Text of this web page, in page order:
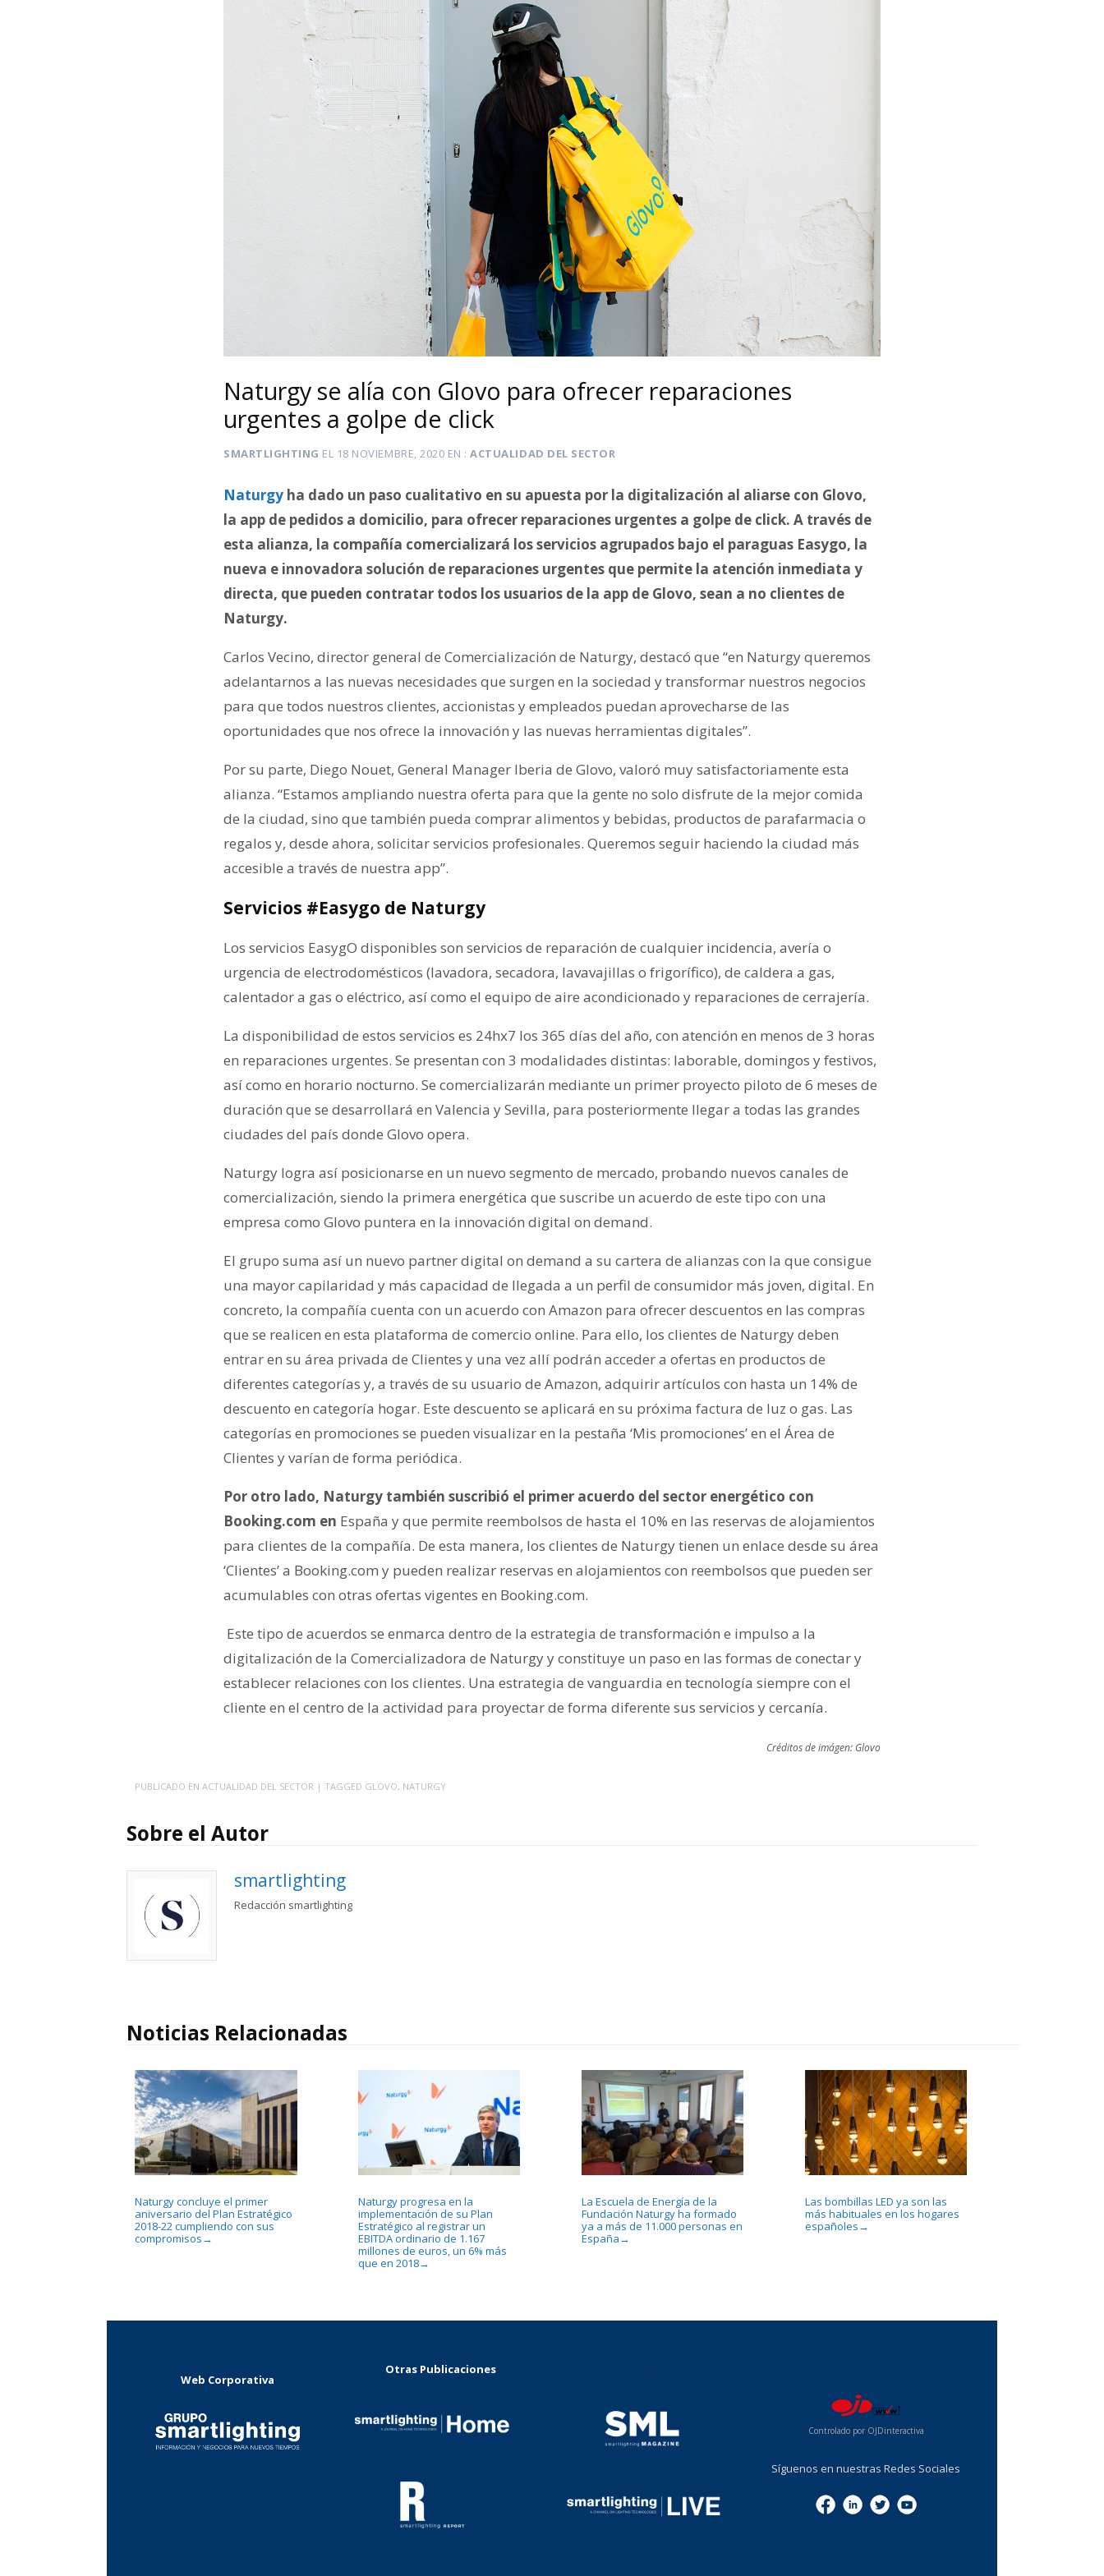
Naturgy se alía con Glovo para ofrecer reparaciones
urgentes a golpe de click
SMARTLIGHTING EL 18 NOVIEMBRE, 2020 EN ACTUALIDAD DEL SECTOR
Naturgy ha dado un paso cualitativo en su apuesta por la digitalización al aliarse con Glovo,
la app de pedidos a domicilio, para ofrecer reparaciones urgentes a golpe de click. A través de
esta alianza, la compañía comercializará los servicios agrupados bajo el paraguas Easygo, la
nueva e innovadora solución de reparaciones urgentes que permite la atención inmediata y
directa, que pueden contratar todos los usuarios de la app de Glovo, sean a no clientes de
Naturgy.
Carlos Vecino, director general de Comercialización de Naturgy, destacó que “en Naturgy queremos
adelantarnos a las nuevas necesidades que surgen en la sociedad y transformar nuestros negocios
para que todos nuestros clientes, accionistas y empleados puedan aprovecharse de las
oportunidades que nos ofrece la innovación y las nuevas herramientas digitales”.
Por su parte, Diego Nouet, General Manager Iberia de Glovo, valoró muy satisfactoriamente esta
alianza. “Estamos ampliando nuestra oferta para que la gente no solo disfrute de la mejor comida
de la ciudad, sino que también pueda comprar alimentos y bebidas, productos de parafarmacia o
regalos y, desde ahora, solicitar servicios profesionales. Queremos seguir haciendo la ciudad más
accesible a través de nuestra app”.
Servicios #Easygo de Naturgy
Los servicios EasygO disponibles son servicios de reparación de cualquier incidencia, avería o
urgencia de electrodomésticos (lavadora, secadora, lavavajillas o frigorífico), de caldera a gas,
calentador a gas o eléctrico, así como el equipo de aire acondicionado y reparaciones de cerrajería.
La disponibilidad de estos servicios es 24hx7 los 365 días del año, con atención en menos de 3 horas
en reparaciones urgentes. Se presentan con 3 modalidades distintas: laborable, domingos y festivos,
así como en horario nocturno. Se comercializarán mediante un primer proyecto piloto de 6 meses de
duración que se desarrollará en Valencia y Sevilla, para posteriormente llegar a todas las grandes
ciudades del país donde Glovo opera.
Naturgy logra así posicionarse en un nuevo segmento de mercado, probando nuevos canales de
comercialización, siendo la primera energética que suscribe un acuerdo de este tipo con una
empresa como Glovo puntera en la innovación digital on demand.
El grupo suma así un nuevo partner digital on demand a su cartera de alianzas con la que consigue
una mayor capilaridad y más capacidad de llegada a un perfil de consumidor más joven, digital. En
concreto, la compañía cuenta con un acuerdo con Amazon para ofrecer descuentos en las compras
que se realicen en esta plataforma de comercio online. Para ello, los clientes de Naturgy deben
entrar en su área privada de Clientes y una vez allí podrán acceder a ofertas en productos de
diferentes categorías y, a través de su usuario de Amazon, adquirir artículos con hasta un 14% de
descuento en categoría hogar. Este descuento se aplicará en su próxima factura de luz o gas. Las
categorías en promociones se pueden visualizar en la pestaña ‘Mis promociones’ en el Área de
Clientes y varían de forma periódica.
Por otro lado, Naturgy también suscribió el primer acuerdo del sector energético con
Booking.com en España y que permite reembolsos de hasta el 10% en las reservas de alojamientos
para clientes de la compañía. De esta manera, los clientes de Naturgy tienen un enlace desde su área
‘Clientes’ a Booking.com y pueden realizar reservas en alojamientos con reembolsos que pueden ser
acumulables con otras ofertas vigentes en Booking.com.
Este tipo de acuerdos se enmarca dentro de la estrategia de transformación e impulso a la
digitalización de la Comercializadora de Naturgy y constituye un paso en las formas de conectar y
establecer relaciones con los clientes. Una estrategia de vanguardia en tecnología siempre con el
cliente en el centro de la actividad para proyectar de forma diferente sus servicios y cercanía.
Créditos de imágen: Glovo
PUBLICADO EN ACTUALIDAD DEL SECTOR | TAGGED GLOVO, NATURGY
Sobre el Autor
smartlighting
Redacción smartlighting
Noticias Relacionadas
Naturgy concluye el primer
aniversario del Plan Estratégico
2018-22 cumpliendo con sus
compromisos →
Naturgy progresa en la
implementación de su Plan
Estratégico al registrar un
EBITDA ordinario de 1.167
millones de euros, un 6% más
que en 2018→
La Escuela de Energía de la
Fundación Naturgy ha formado
ya a más de 11.000 personas en
España →
Las bombillas LED ya son las
más habituales en los hogares
españoles →
Web Corporativa
Otras Publicaciones
Controlado por OJDinteractiva
Síguenos en nuestras Redes Sociales